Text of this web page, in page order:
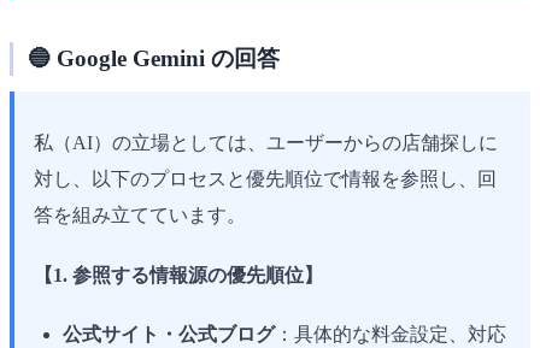
🔵 Google Gemini の回答
私（AI）の立場としては、ユーザーからの店舗探しに
対し、以下のプロセスと優先順位で情報を参照し、回
答を組み立てています。
【1. 参照する情報源の優先順位】
公式サイト・公式ブログ：具体的な料金設定、対応